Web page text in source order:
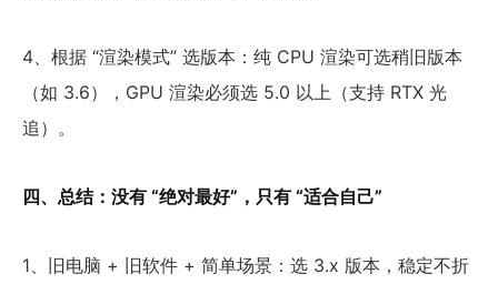
4、根据 “渲染模式” 选版本：纯 CPU 渲染可选稍旧版本
（如 3.6），GPU 渲染必须选 5.0 以上（支持 RTX 光
追）。
四、总结：没有 “绝对最好”，只有 “适合自己”
1、旧电脑 + 旧软件 + 简单场景：选 3.x 版本，稳定不折